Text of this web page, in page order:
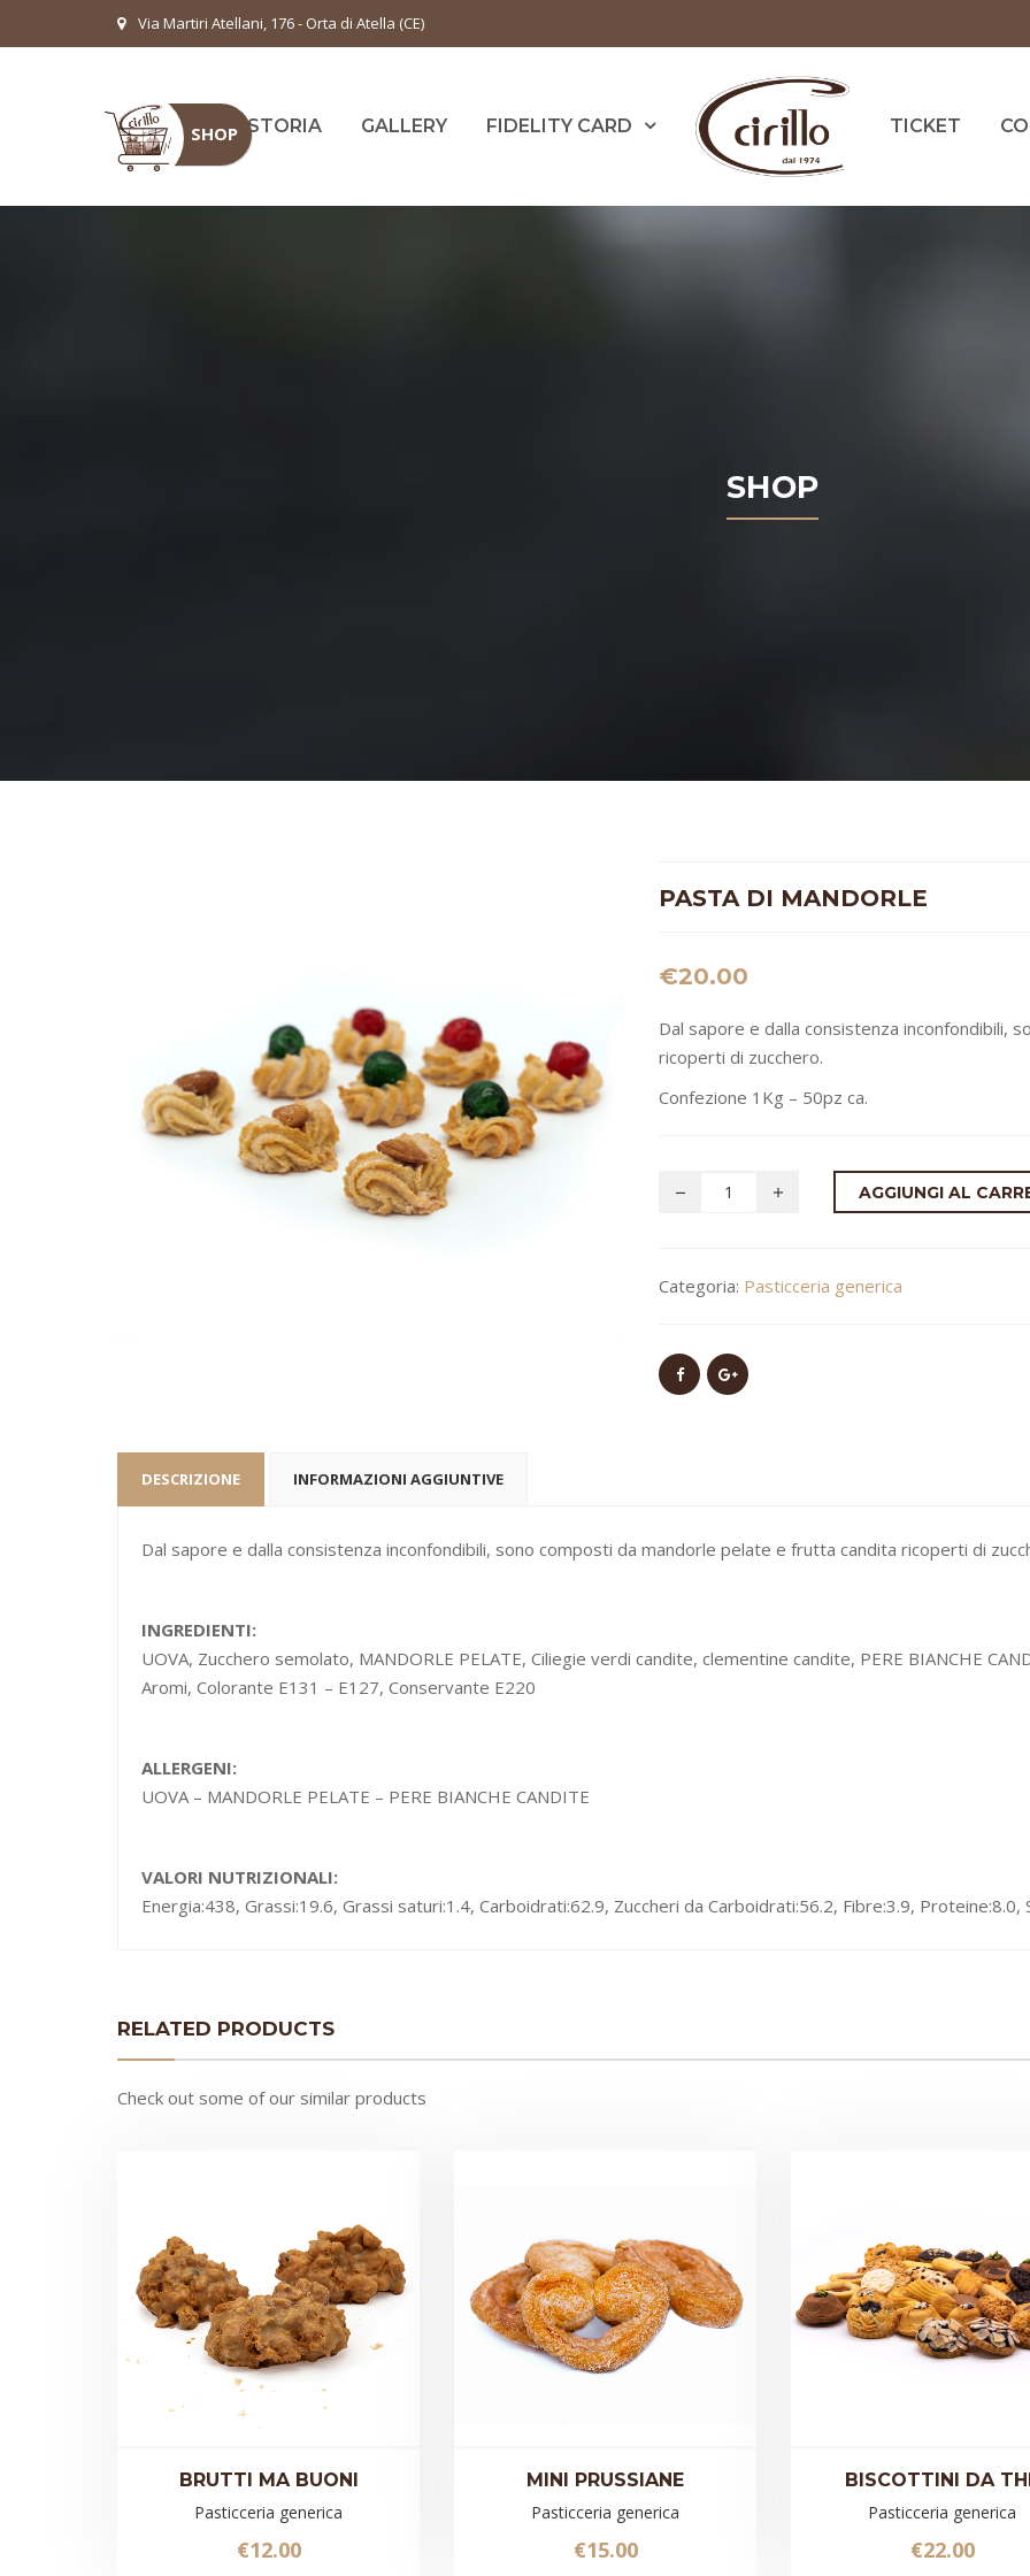
Via Martiri Atellani, 176 - Orta di Atella (CE)
HOME LA STORIA GALLERY FIDELITY CARD TICKET
SHOP
PASTA DI MANDORLE
€20.00
Dal sapore e dalla consistenza inconfondibili,
ricoperti di zucchero.
Confezione 1Kg – 50pz ca.
AGGIUNGI AL
Categoria: Pasticceria generica
DESCRIZIONE INFORMAZIONI AGGIUNTIVE
Dal sapore e dalla consistenza inconfondibili, sono composti da mandorle pelate e frutta candita ricoperti di
INGREDIENTI:
UOVA, Zucchero semolato, MANDORLE PELATE, Ciliegie verdi candite, clementine candite, PERE BIANCHE
Aromi, Colorante E131 – E127, Conservante E220
ALLERGENI:
UOVA – MANDORLE PELATE – PERE BIANCHE CANDITE
VALORI NUTRIZIONALI:
Energia:438, Grassi:19.6, Grassi saturi:1.4, Carboidrati:62.9, Zuccheri da Carboidrati:56.2, Fibre:3.9, Proteine:8.0,
RELATED PRODUCTS
Check out some of our similar products
BRUTTI MA BUONI
Pasticceria generica
€12.00
MINI PRUSSIANE
Pasticceria generica
€15.00
BISCOTTINI DA
Pasticceria generica
€22.00
SHOP